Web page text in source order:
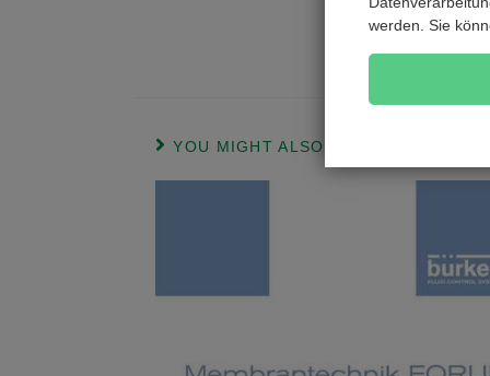
werden. Sie
for
YOU MIGHT ALSO LIKE